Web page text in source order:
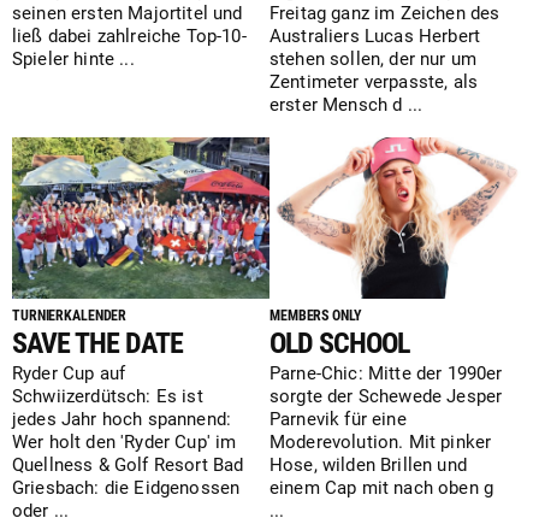
seinen ersten Majortitel und
ließ dabei zahlreiche Top-10-
Spieler hinte ...
Freitag ganz im Zeichen des
Australiers Lucas Herbert
stehen sollen, der nur um
Zentimeter verpasste, als
erster Mensch d ...
TURNIERKALENDER
SAVE THE DATE
Ryder Cup auf
Schwiizerdütsch: Es ist
jedes Jahr hoch spannend:
Wer holt den 'Ryder Cup' im
Quellness & Golf Resort Bad
Griesbach: die Eidgenossen
oder ...
MEMBERS ONLY
OLD SCHOOL
Parne-Chic: Mitte der 1990er
sorgte der Schewede Jesper
Parnevik für eine
Moderevolution. Mit pinker
Hose, wilden Brillen und
einem Cap mit nach oben g
...